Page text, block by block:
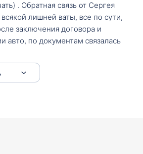
. Обратная связь от Сергея
лишней ваты, все по сути,
заключения договора и
авто, по документам связалась
зайти, образцы и т.д. После
Меня тепло встретили Сергей с